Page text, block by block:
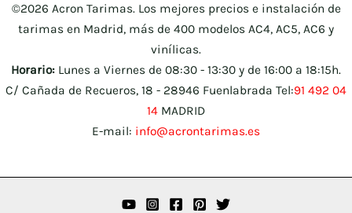
©2026 Acron Tarimas. Los mejores precios e instalación de
tarimas en Madrid, más de 400 modelos AC4, AC5, AC6 y
vinílicas.
Horario: Lunes a Viernes de 08:30 - 13:30 y de 16:00 a 18:15h.
C/ Cañada de Recueros, 18 - 28946 Fuenlabrada Tel:91 492 04
14 MADRID
E-mail: info@acrontarimas.es